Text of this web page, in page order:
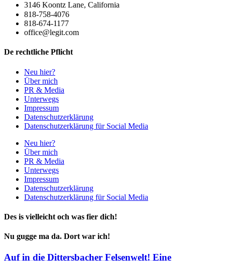
3146 Koontz Lane, California
818-758-4076
818-674-1177
office@legit.com
De rechtliche Pflicht
Neu hier?
Über mich
PR & Media
Unterwegs
Impressum
Datenschutzerklärung
Datenschutzerklärung für Social Media
Neu hier?
Über mich
PR & Media
Unterwegs
Impressum
Datenschutzerklärung
Datenschutzerklärung für Social Media
Des is vielleicht och was fier dich!
Nu gugge ma da. Dort war ich!
Auf in die Dittersbacher Felsenwelt! Eine